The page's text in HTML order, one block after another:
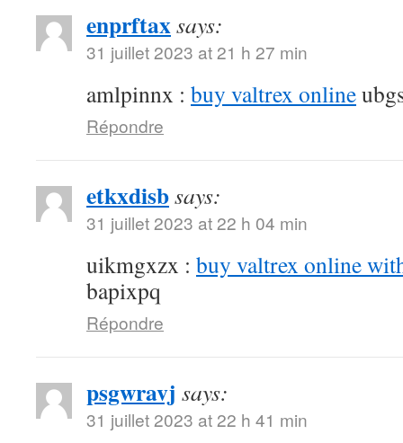
enprftaxsays:
31 juillet 2023 at 21 h 27 min
amlpinnx : buy valtrex online
Répondre
etkxdisbsays:
31 juillet 2023 at 22 h 04 min
uikmgxzx : buy valtrex online
bapixpq
Répondre
psgwravj says:
31 juillet 2023 at 22 h 41 min